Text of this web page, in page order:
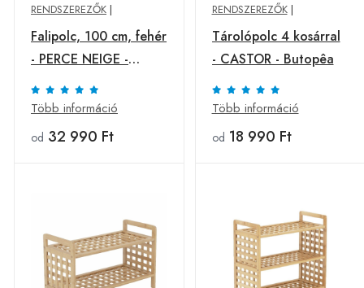
RENDSZEREZŐK |
Falipolc, 100 cm, fehér
- PERCE NEIGE -
Butopêa
Több információ
od 32 990 Ft
RENDSZEREZŐK|
Tárolópolc 4 kosárral
- CASTOR - Butopêa
Több információ
od 18 990 Ft